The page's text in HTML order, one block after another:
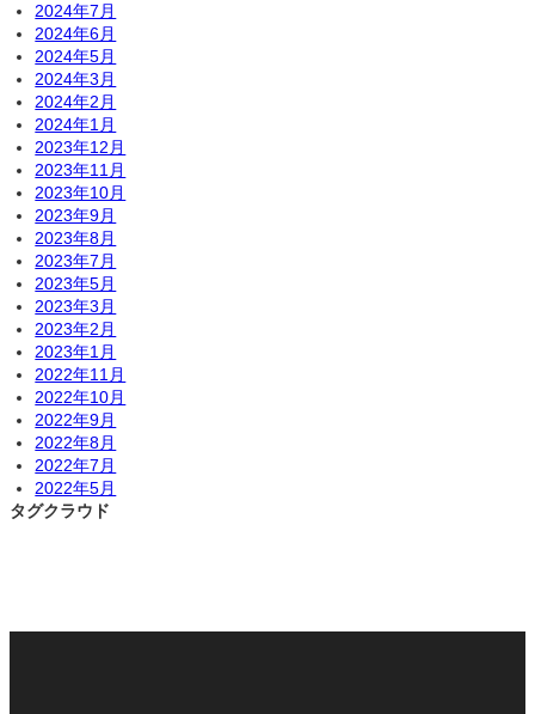
2024年7月
2024年6月
2024年5月
2024年3月
2024年2月
2024年1月
2023年12月
2023年11月
2023年10月
2023年9月
2023年8月
2023年7月
2023年5月
2023年3月
2023年2月
2023年1月
2022年11月
2022年10月
2022年9月
2022年8月
2022年7月
2022年5月
タグクラウド